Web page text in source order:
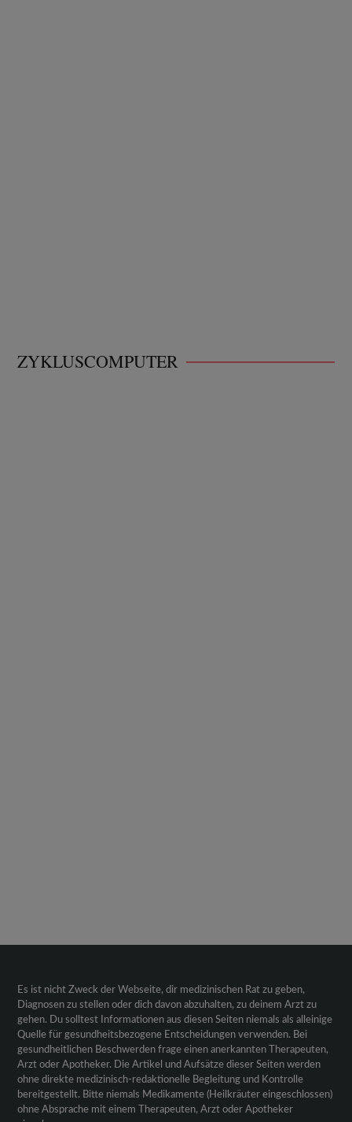
ZYKLUSCOMPUTER
Es ist nicht Zweck der Webseite, dir medizinischen Rat zu geben,
Diagnosen zu stellen oder dich davon abzuhalten, zu deinem Arzt zu
gehen. Du solltest Informationen aus diesen Seiten niemals als alleinige
Quelle für gesundheitsbezogene Entscheidungen verwenden. Bei
gesundheitlichen Beschwerden frage einen anerkannten Therapeuten,
Arzt oder Apotheker. Die Artikel und Aufsätze dieser Seiten werden
ohne direkte medizinisch-redaktionelle Begleitung und Kontrolle
bereitgestellt. Bitte niemals Medikamente (Heilkräuter eingeschlossen)
ohne Absprache mit einem Therapeuten, Arzt oder Apotheker